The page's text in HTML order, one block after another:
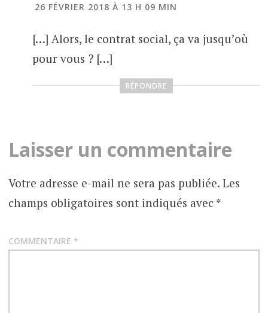
26 FÉVRIER 2018 À 13 H 09 MIN
[…] Alors, le contrat social, ça va jusqu’où
pour vous ? […]
RÉPONDRE
Laisser un commentaire
Votre adresse e-mail ne sera pas publiée. Les
champs obligatoires sont indiqués avec *
COMMENTAIRE *